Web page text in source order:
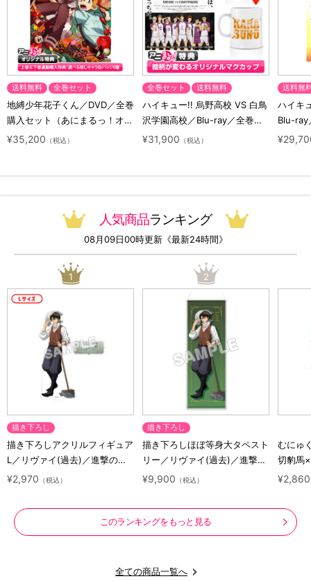
送料無料 全巻セット
地縛少年花子くん／DVD／全巻
購入セット（あにまるっ！オリ
ジナル特典付き・送料無料）
¥35,200 （税込）
全巻セット 送料無料
ハイキュー!! 烏野高校 VS 白鳥
沢学園高校／Blu-ray／全巻セ
ット（初回生産限定・アニまる
¥31,900 （税込）
送料無
ハイキ
Blu-ray
ト（初
人気商品ランキング
08月09日00時更新《最新24時間》
1
描き下ろし
描き下ろしアクリルフィギュア
L／リヴァイ(過去)／進撃の巨
人 10 Years Journey
¥2,970 （税込）
2
描き下ろし
描き下ろしほぼ等身大タペスト
リー／リヴァイ(過去)／進撃の
巨人 10 Years Journey
¥9,900 （税込）
むにゅ
切豹馬
ロック
¥2,860
このランキングをもっと見る
全ての商品一覧へ